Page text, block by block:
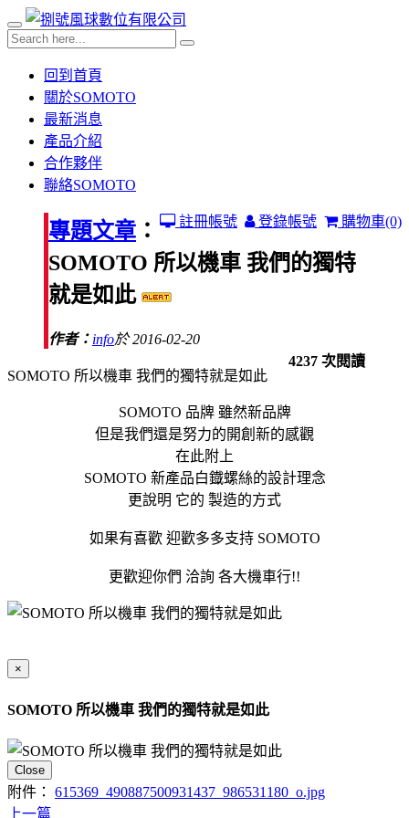
回到首頁
關於SOMOTO
最新消息
產品介紹
合作夥伴
聯絡SOMOTO
購物車(0)
登錄帳號
註冊帳號
專題文章 ：
SOMOTO 所以機車 我們的獨特
就是如此
作者： info於 2016-02-20
4237 次閱讀
SOMOTO 所以機車 我們的獨特就是如此
SOMOTO 品牌 雖然新品牌
但是我們還是努力的開創新的感觀
在此附上
SOMOTO 新產品白鐡螺絲的設計理念
更說明 它的 製造的方式
如果有喜歡 迎歡多多支持 SOMOTO
更歡迎你們 洽詢 各大機車行!!
×
SOMOTO 所以機車 我們的獨特就是如此
Close
附件： 615369_490887500931437_986531180_o.jpg
上一篇